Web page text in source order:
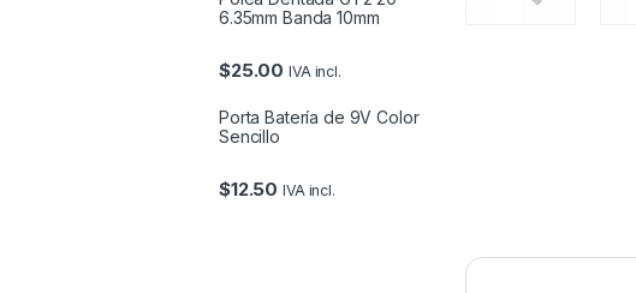
6.35mm Banda 10mm
$25.00 IVA incl.
Porta Batería de 9V Color
Sencillo
$12.50 IVA incl.